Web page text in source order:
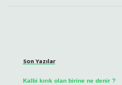
Son Yazılar
Kalbi kırık olan birine ne denir ?